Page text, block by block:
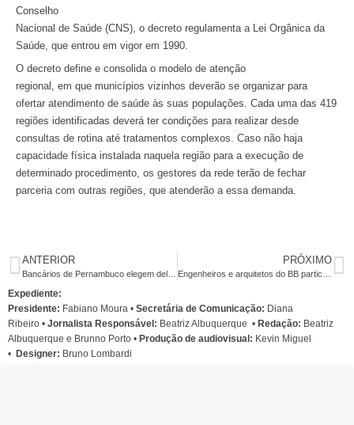
Conselho
Nacional de Saúde (CNS), o decreto regulamenta a Lei Orgânica da
Saúde, que entrou em vigor em 1990.
O decreto define e consolida o modelo de atenção
regional, em que municípios vizinhos deverão se organizar para
ofertar atendimento de saúde às suas populações. Cada uma das 419
regiões identificadas deverá ter condições para realizar desde
consultas de rotina até tratamentos complexos. Caso não haja
capacidade física instalada naquela região para a execução de
determinado procedimento, os gestores da rede terão de fechar
parceria com outras regiões, que atenderão a essa demanda.
ANTERIOR PRÓXIMO
Expediente:
Presidente: Fabiano Moura • Secretária de Comunicação: Diana
Ribeiro • Jornalista Responsável: Beatriz Albuquerque • Redação: Beatriz
Albuquerque e Brunno Porto • Produção de audiovisual: Kevin Miguel
• Designer: Bruno Lombardi